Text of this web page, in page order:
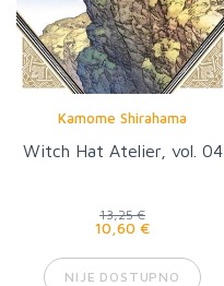
Kamome Shirahama
Witch Hat Atelier, vol. 04
13,25 €
10,60 €
NIJE DOSTUPNO